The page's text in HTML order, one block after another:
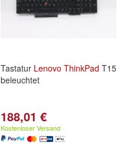
Tastatur Lenovo ThinkPad T15
beleuchtet
188,01 €
Kostenloser Versand